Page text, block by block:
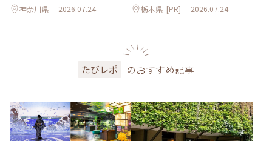
神奈川県 2026.07.24 栃木県 [PR] 2026.07.24
たびレポ のおすすめ記事